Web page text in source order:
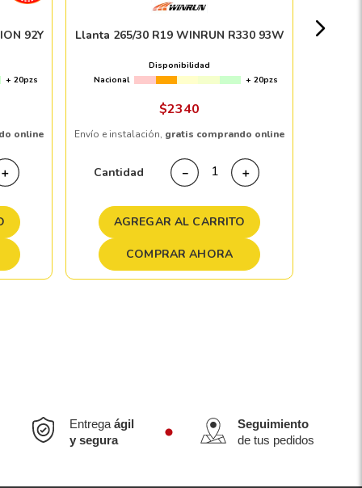
92Y
+ 20pzs
online
＋
Llanta 265/30 R19 WINRUN R330 93W
Disponibilidad
Nacional
+ 20pzs
$2340
Envío e instalación, gratis comprando online
Cantidad ＋
－
AGREGAR AL CARRITO
COMPRAR AHORA
Entregaágil
y segura
Seguimiento
de tus pedidos